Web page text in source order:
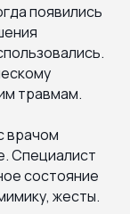
появились
травмам.
врачом
Специалист
состояние
жесты.